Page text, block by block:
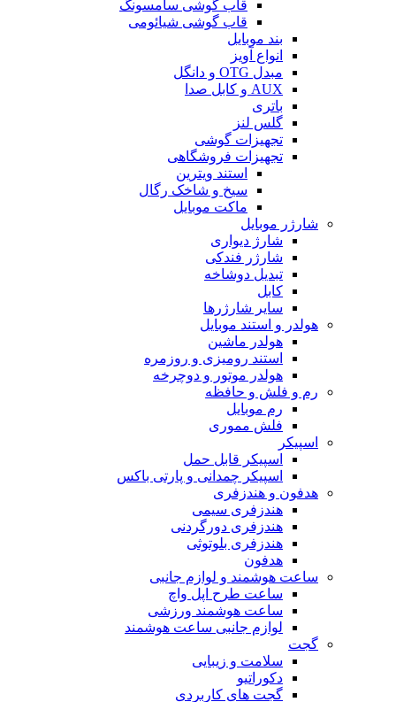
قاب گوشی سامسونگ
قاب گوشی شیائومی
بند موبایل
انواع آویز
مبدل OTG و دانگل
AUX و کابل صدا
باتری
گلس لنز
تجهیزات گوشی
تجهیزات فروشگاهی
استند ویترین
سیخ و شاخک رگال
ماکت موبایل
شارژر موبایل
شارژ دیواری
شارژر فندکی
تبدیل دوشاخه
کابل
سایر شارژرها
هولدر و استند موبایل
هولدر ماشین
استند رومیزی و روزمره
هولدر موتور و دوچرخه
رم و فلش و حافظه
رم موبایل
فلش مموری
اسپیکر
اسپیکر قابل حمل
اسپیکر چمدانی و پارتی باکس
هدفون و هندزفری
هندزفری سیمی
هندزفری دورگردنی
هندزفری بلوتوثی
هدفون
ساعت هوشمند و لوازم جانبی
ساعت طرح اپل واچ
ساعت هوشمند ورزشی
لوازم جانبی ساعت هوشمند
گجت
سلامت و زیبایی
دکوراتیو
گجت های کاربردی